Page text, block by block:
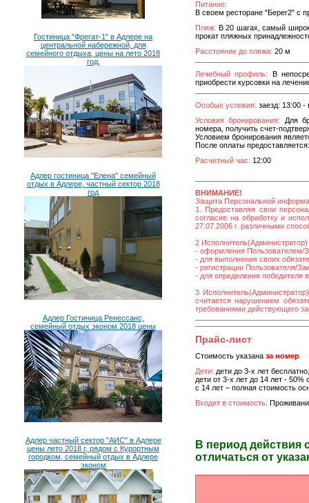
Гостиница "Фрегат-1" в Адлере на
центральной набережной, для
семейного отдыха, цены на лето 2018
год.
Адлер гостиница "Елена" семейный
отдых в Адлере, частный сектор 2018
год
Адлер Гостиница Ренессанс,
семейный отдых эконом 2018 цены
Адлер частный сектор "АИС" в Адлере
цены лето 2018 г, рядом с Курортным
городком, семейный отдых в Адлере
эконом
Питание:
В своем ресторане "Берег2" с
Пляж: В 20 шагах, самый
прокат пляжных
Расстояние до пляжа: 20 м
Лечебный профиль:
В
приобрести курсовки на
Особые условия: заезд: 13:00 -
Условия бронирования:
Для
номера, получить счет-
Условием бронирования
После оплаты
Расчетный час: 12:00
ВНИМАНИЕ!
Защита Персональной
1. Предоставляя свои
согласие на обработку и
27.07.2006 г. различными
2
- оформления Пользователем/
- для выполнения своих
- регистрации Пользователя/
- для определения победителя
3
считается нарушением
требованиями действующего
Прайс-лист
Стоимость указана за номер
Дети: дети до 3-х лет
дети от 3-х лет до 14 лет - 50%
с 14 лет – полная стоимость
Входит в стоимость:
В период действия
отличаться от